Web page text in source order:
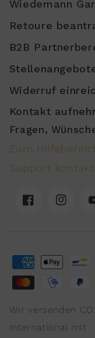
Wiedemann
Retoure
B2B
Widerruf
Kontakt
Fragen,
Zum
Support
Facebook
Wir versenden
International mit